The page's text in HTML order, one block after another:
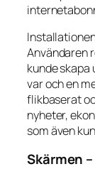
Användaren
kunde
var och en
flikbaserat
nyheter,
som även
Skärmen